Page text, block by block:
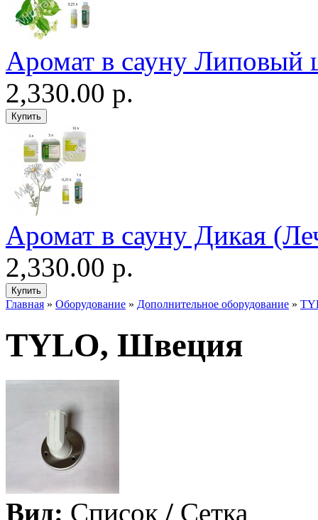
Аромат в сауну Липовый
2,330.00 р.
Аромат в сауну Дикая
2,330.00 р.
Главная » Оборудование » Дополнительное оборудование »
TYLO, Швеция
Вид: Список / Сетка